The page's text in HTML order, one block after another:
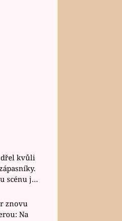
dřel kvůli
scénu jel
znovu
Na